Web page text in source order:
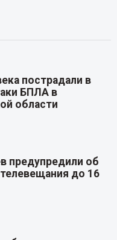
пострадали в
БПЛА в
области
предупредили об
до 16